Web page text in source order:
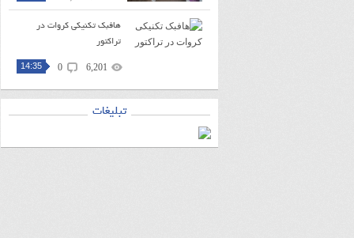
هافبک تکنیکی کروات در
تراکتور
14:35 6,201
0
تبلیغات